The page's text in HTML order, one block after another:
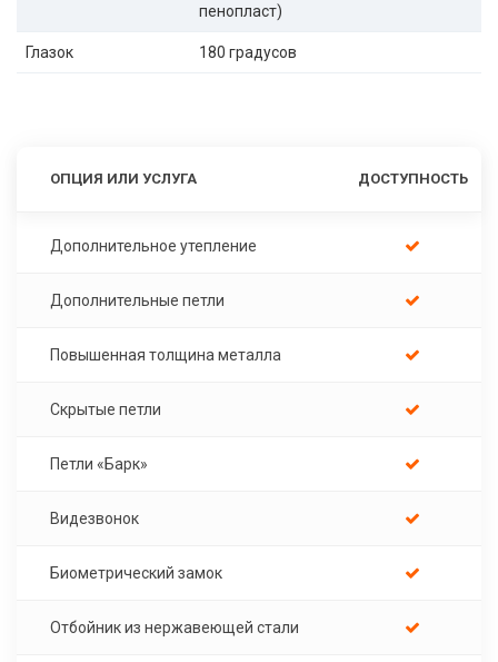
пенопласт)
Глазок 180 градусов
ОПЦИЯ ИЛИ УСЛУГА ДОСТУПНОСТЬ
Дополнительное утепление
Дополнительные петли
Повышенная толщина металла
Скрытые петли
Петли «Барк»
Видезвонок
Биометрический замок
Отбойник из нержавеющей стали